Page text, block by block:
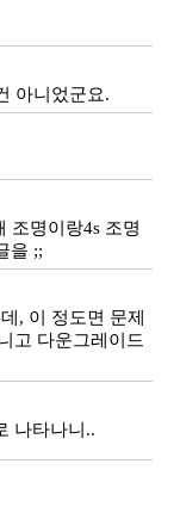
아니었군요.
조명이랑4s 조명
을 ;;
, 이 정도면 문제
고 다운그레이드
나타나니..